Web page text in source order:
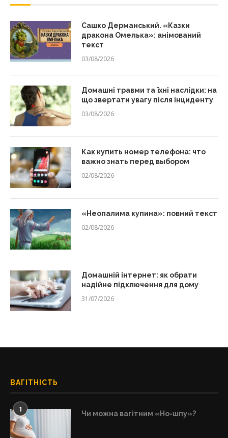
Сашко Дерманський. «Казки
дракона Омелька»: анімований
текст
03/08/2026
Домашні травми та їхні наслідки: на
що звертати увагу після інциденту
03/08/2026
Как купить номер телефона: что
важно знать перед выбором
02/08/2026
«Неопалима купина»: повний текст
02/08/2026
Домашній інтернет: як обрати
надійне підключення для дому
31/07/2026
ВАГІТНІСТЬ
1 Чи можна вагітним «Но-шпу»?